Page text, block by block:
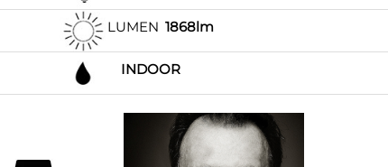
LUMEN 1868lm
INDOOR